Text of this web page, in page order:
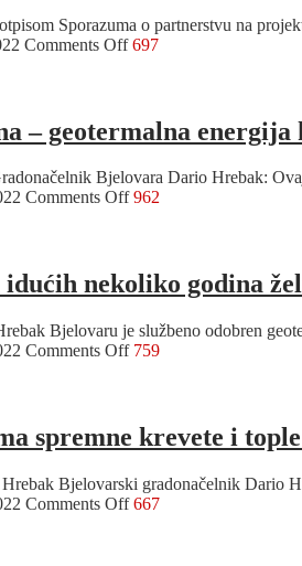
Sporazuma o partnerstvu na
Comments Offon
bazenski
kompleks
ekološkim
i
međunarodna
natjecanja
697
– geotermalna
Bjelovara Dario Hrebak:
Comments Offon
–
geotermalna
kao
temelj
u
Hrvatskoj
962
nekoliko godina
Bjelovaru je službeno odobren
Comments Offon
idućih
nekoliko
želi
ostvariti
759
spremne krevete i
Bjelovarski gradonačelnik Dario
Comments Offon
667